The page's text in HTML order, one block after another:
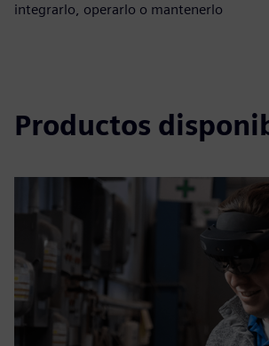
integrarlo, operarlo o mantenerlo
Productos